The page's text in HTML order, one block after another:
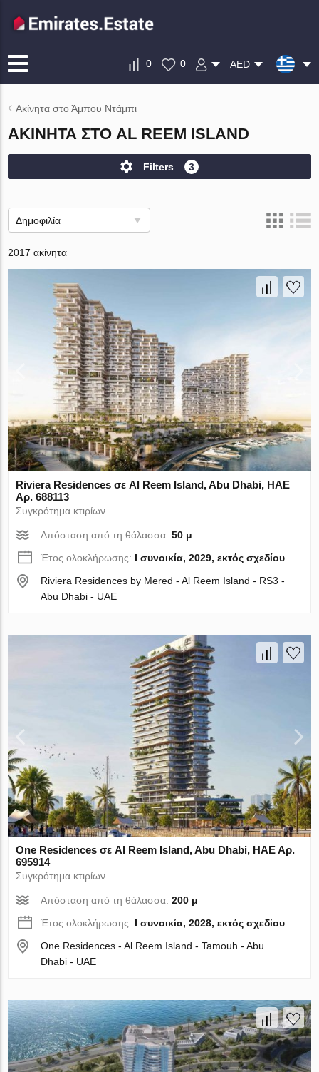
0 0 AED
Ακίνητα στο Άμπου Ντάμπι
ΑΚΊΝΗΤΑ ΣΤΟ AL REEM ISLAND
Filters 3
Δημοφιλία
2017 ακίνητα
Riviera Residences σε Al Reem Island, Abu Dhabi, ΗΑΕ
Αρ. 688113
Συγκρότημα κτιρίων
Απόσταση από τη θάλασσα:50 μ
Έτος ολοκλήρωσης: I συνοικία, 2029, εκτός σχεδίου
Riviera Residences by Mered - Al Reem Island - RS3 -
Abu Dhabi - UAE
One Residences σε Al Reem Island, Abu Dhabi, ΗΑΕ Αρ.
695914
Συγκρότημα κτιρίων
Απόσταση από τη θάλασσα:200 μ
Έτος ολοκλήρωσης: I συνοικία, 2028, εκτός σχεδίου
One Residences - Al Reem Island - Tamouh - Abu
Dhabi - UAE